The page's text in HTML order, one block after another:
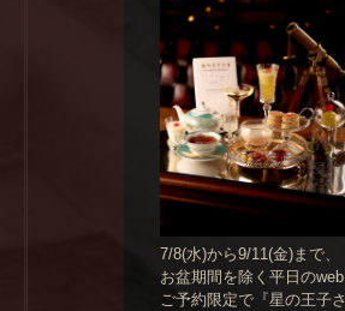
7/8(水)から9/11(金)まで、
お盆期間を除く平日のweb
ご予約限定で『星の王子さ